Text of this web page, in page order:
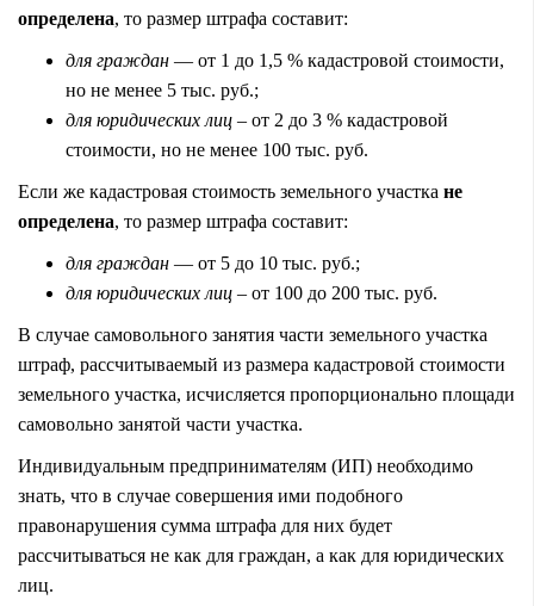
определена, то размер штрафа составит:
для граждан — от 1 до 1,5 % кадастровой стоимости,
но не менее 5 тыс. руб.;
для юридических лиц – от 2 до 3 % кадастровой
стоимости, но не менее 100 тыс. руб.
Если же кадастровая стоимость земельного участка не
определена, то размер штрафа составит:
для граждан — от 5 до 10 тыс. руб.;
для юридических лиц – от 100 до 200 тыс. руб.
В случае самовольного занятия части земельного участка
штраф, рассчитываемый из размера кадастровой стоимости
земельного участка, исчисляется пропорционально площади
самовольно занятой части участка.
Индивидуальным предпринимателям (ИП) необходимо
знать, что в случае совершения ими подобного
правонарушения сумма штрафа для них будет
рассчитываться не как для граждан, а как для юридических
лиц.